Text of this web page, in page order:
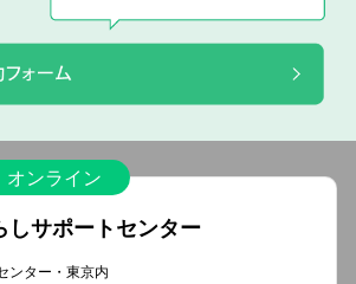
オンライン
しサポートセンター
ンター・東京内